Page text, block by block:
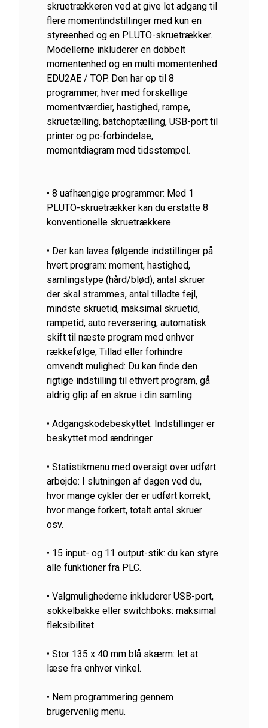
skruetrækkeren ved at give let adgang til
flere momentindstillinger med kun en
styreenhed og en PLUTO-skruetrækker.
Modellerne inkluderer en dobbelt
momentenhed og en multi momentenhed
EDU2AE / TOP. Den har op til 8
programmer, hver med forskellige
momentværdier, hastighed, rampe,
skruetælling, batchoptælling, USB-port til
printer og pc-forbindelse,
momentdiagram med tidsstempel.
• 8 uafhængige programmer: Med 1
PLUTO-skruetrækker kan du erstatte 8
konventionelle skruetrækkere.
• Der kan laves følgende indstillinger på
hvert program: moment, hastighed,
samlingstype (hård/blød), antal skruer
der skal strammes, antal tilladte fejl,
mindste skruetid, maksimal skruetid,
rampetid, auto reversering, automatisk
skift til næste program med enhver
rækkefølge, Tillad eller forhindre
omvendt mulighed: Du kan finde den
rigtige indstilling til ethvert program, gå
aldrig glip af en skrue i din samling.
• Adgangskodebeskyttet: Indstillinger er
beskyttet mod ændringer.
• Statistikmenu med oversigt over udført
arbejde: I slutningen af ​​dagen ved du,
hvor mange cykler der er udført korrekt,
hvor mange forkert, totalt antal skruer
osv.
• 15 input- og 11 output-stik: du kan styre
alle funktioner fra PLC.
• Valgmulighederne inkluderer USB-port,
sokkelbakke eller switchboks: maksimal
fleksibilitet.
• Stor 135 x 40 mm blå skærm: let at
læse fra enhver vinkel.
• Nem programmering gennem
brugervenlig menu.